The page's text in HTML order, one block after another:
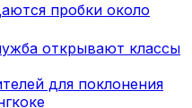
пробки около
открывают классы
для поклонения